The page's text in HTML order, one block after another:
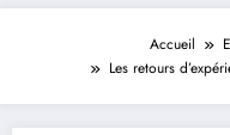
Accueil
Les retours